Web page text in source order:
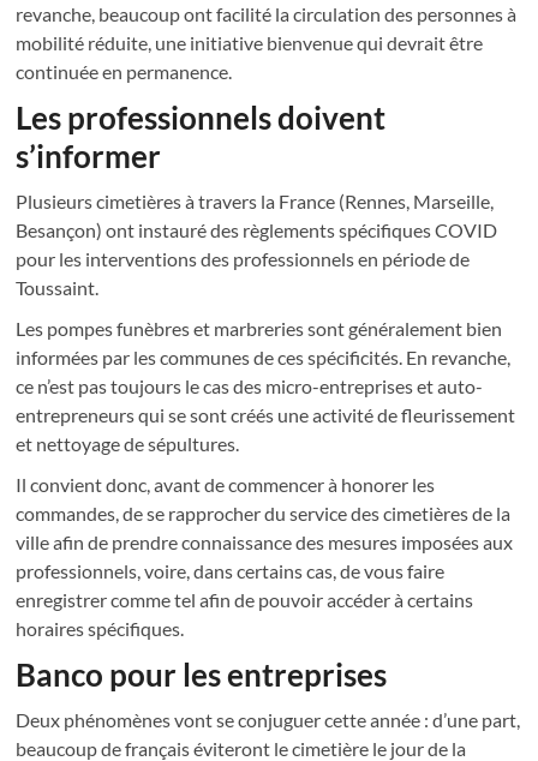
revanche, beaucoup ont facilité la circulation des personnes à
mobilité réduite, une initiative bienvenue qui devrait être
continuée en permanence.
Les professionnels doivent
s’informer
Plusieurs cimetières à travers la France (Rennes, Marseille,
Besançon) ont instauré des règlements spécifiques COVID
pour les interventions des professionnels en période de
Toussaint.
Les pompes funèbres et marbreries sont généralement bien
informées par les communes de ces spécificités. En revanche,
ce n’est pas toujours le cas des micro-entreprises et auto-
entrepreneurs qui se sont créés une activité de fleurissement
et nettoyage de sépultures.
Il convient donc, avant de commencer à honorer les
commandes, de se rapprocher du service des cimetières de la
ville afin de prendre connaissance des mesures imposées aux
professionnels, voire, dans certains cas, de vous faire
enregistrer comme tel afin de pouvoir accéder à certains
horaires spécifiques.
Banco pour les entreprises
Deux phénomènes vont se conjuguer cette année : d’une part,
beaucoup de français éviteront le cimetière le jour de la